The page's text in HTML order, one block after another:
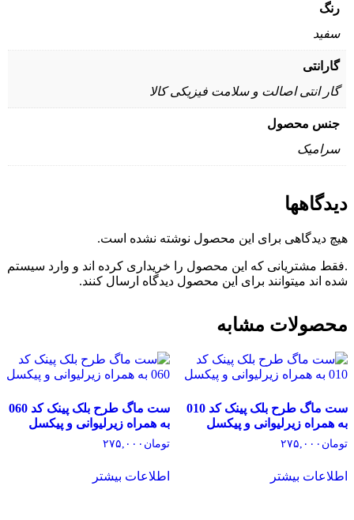
رنگ
سفید
گارانتی
گار انتی اصالت و سلامت فیزیکی کالا
جنس محصول
سرامیک
دیدگاهها
هیچ دیدگاهی برای این محصول نوشته نشده است.
.فقط مشتریانی که این محصول را خریداری کرده اند و وارد سیستم
شده اند میتوانند برای این محصول دیدگاه ارسال کنند.
محصولات مشابه
ست ماگ طرح بلک پینک کد 010
به همراه زیرلیوانی و پیکسل
تومان ۲۷۵,۰۰۰
اطلاعات بیشتر
ست ماگ طرح بلک پینک کد 060
به همراه زیرلیوانی و پیکسل
تومان ۲۷۵,۰۰۰
اطلاعات بیشتر